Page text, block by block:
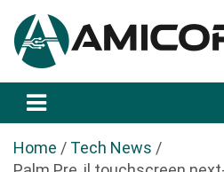
a
Amicopc.com
Home
Tech News